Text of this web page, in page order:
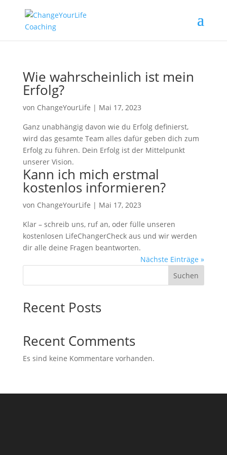
Wie wahrscheinlich ist mein
Erfolg?
von ChangeYourLife | Mai 17, 2023
Ganz unabhängig davon wie du Erfolg definierst,
wird das gesamte Team alles dafür geben dich zum
Erfolg zu führen. Dein Erfolg ist der Mittelpunkt
unserer Vision.
Kann ich mich erstmal
kostenlos informieren?
von ChangeYourLife | Mai 17, 2023
Klar – schreib uns, ruf an, oder fülle unseren
kostenlosen LifeChangerCheck aus und wir werden
dir alle deine Fragen beantworten.
Nächste Einträge »
Suchen
Recent Posts
Recent Comments
Es sind keine Kommentare vorhanden.